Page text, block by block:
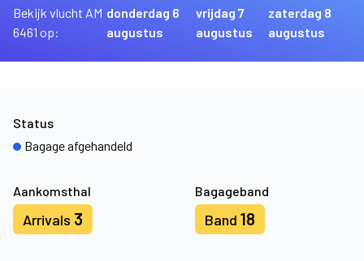
Bekijk vlucht AM
6461 op:
donderdag 6
augustus
vrijdag 7
augustus
zaterdag 8
augustus
Aankomsthal
Arrivals 3
Bagageband
Band 18
Status
Bagage afgehandeld